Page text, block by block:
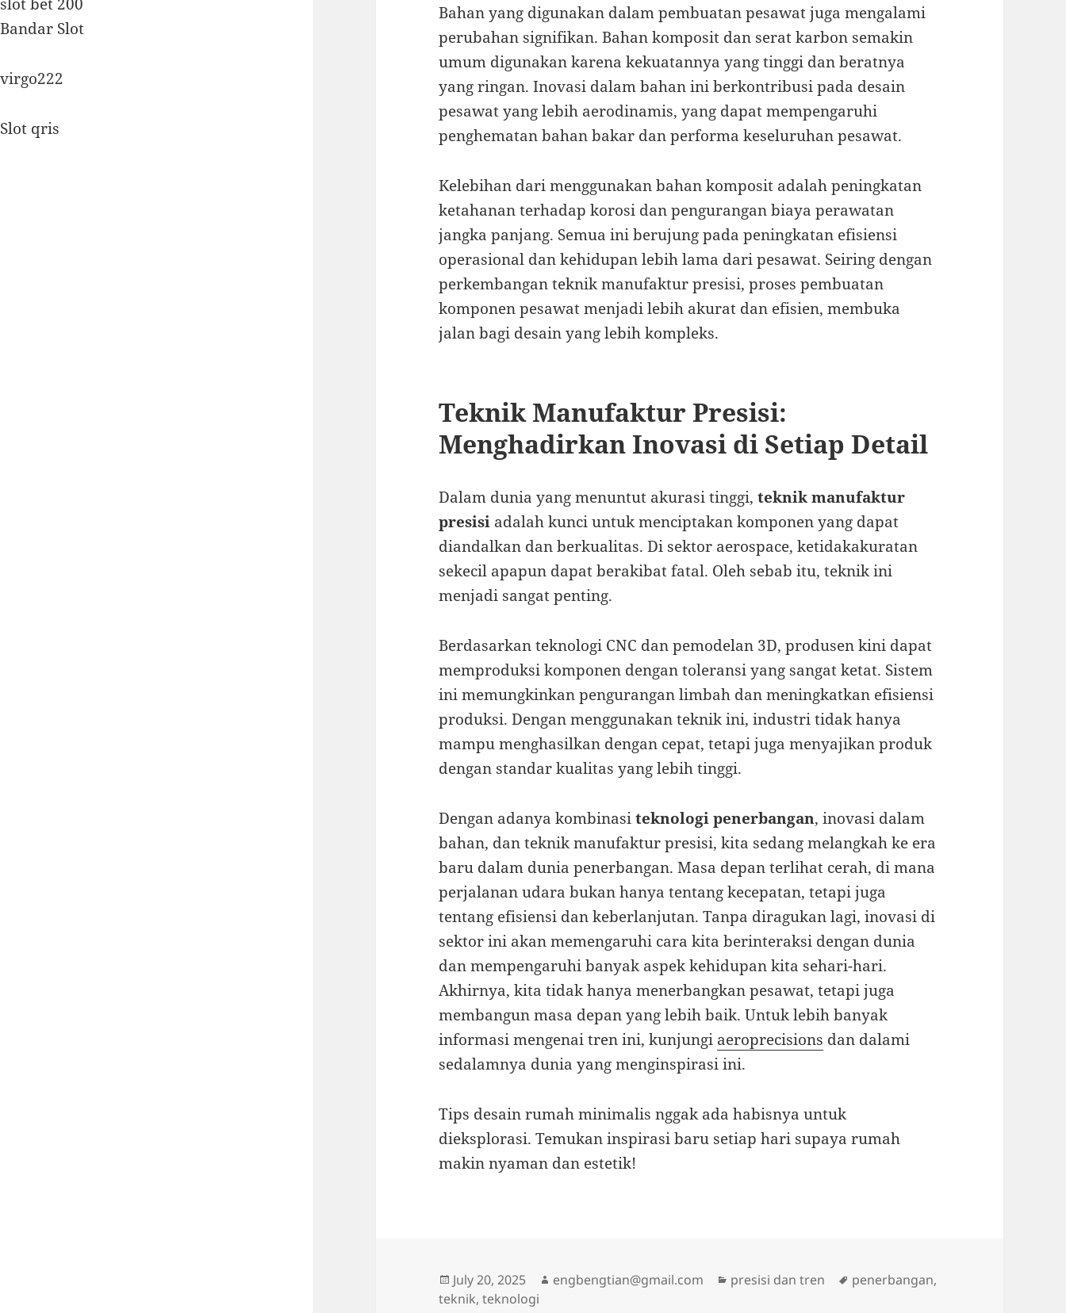
slot bet 200
Bandar Slot
virgo222
Slot qris
Bahan yang digunakan dalam pembuatan pesawat juga mengalami
perubahan signifikan. Bahan komposit dan serat karbon semakin
umum digunakan karena kekuatannya yang tinggi dan beratnya
yang ringan. Inovasi dalam bahan ini berkontribusi pada desain
pesawat yang lebih aerodinamis, yang dapat mempengaruhi
penghematan bahan bakar dan performa keseluruhan pesawat.
Kelebihan dari menggunakan bahan komposit adalah peningkatan
ketahanan terhadap korosi dan pengurangan biaya perawatan
jangka panjang. Semua ini berujung pada peningkatan efisiensi
operasional dan kehidupan lebih lama dari pesawat. Seiring dengan
perkembangan teknik manufaktur presisi, proses pembuatan
komponen pesawat menjadi lebih akurat dan efisien, membuka
jalan bagi desain yang lebih kompleks.
Teknik Manufaktur Presisi:
Menghadirkan Inovasi di Setiap Detail
Dalam dunia yang menuntut akurasi tinggi,teknik manufaktur
presisi adalah kunci untuk menciptakan komponen yang dapat
diandalkan dan berkualitas. Di sektor aerospace, ketidakakuratan
sekecil apapun dapat berakibat fatal. Oleh sebab itu, teknik ini
menjadi sangat penting.
Berdasarkan teknologi CNC dan pemodelan 3D, produsen kini dapat
memproduksi komponen dengan toleransi yang sangat ketat. Sistem
ini memungkinkan pengurangan limbah dan meningkatkan efisiensi
produksi. Dengan menggunakan teknik ini, industri tidak hanya
mampu menghasilkan dengan cepat, tetapi juga menyajikan produk
dengan standar kualitas yang lebih tinggi.
Dengan adanya kombinasiteknologi penerbangan, inovasi dalam
bahan, dan teknik manufaktur presisi, kita sedang melangkah ke era
baru dalam dunia penerbangan. Masa depan terlihat cerah, di mana
perjalanan udara bukan hanya tentang kecepatan, tetapi juga
tentang efisiensi dan keberlanjutan. Tanpa diragukan lagi, inovasi di
sektor ini akan memengaruhi cara kita berinteraksi dengan dunia
dan mempengaruhi banyak aspek kehidupan kita sehari-hari.
Akhirnya, kita tidak hanya menerbangkan pesawat, tetapi juga
membangun masa depan yang lebih baik. Untuk lebih banyak
informasi mengenai tren ini, kunjungi aeroprecisions dan dalami
sedalamnya dunia yang menginspirasi ini.
Tips desain rumah minimalis nggak ada habisnya untuk
dieksplorasi. Temukan inspirasi baru setiap hari supaya rumah
makin nyaman dan estetik!
Posted
on
July 20, 2025 Author
engbengtian@gmail.com Categories
presisi dan tren Tags
penerbangan,
teknik,teknologi